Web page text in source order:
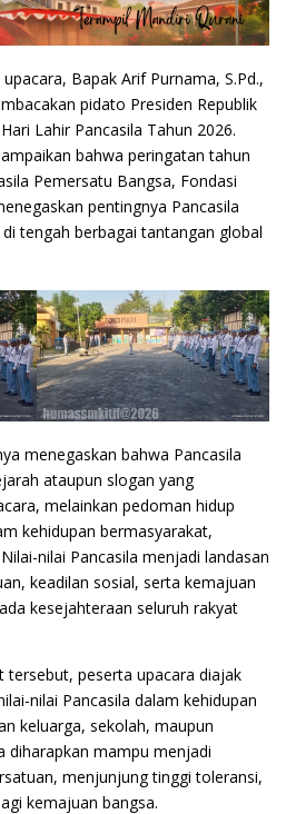
Bapak Arif Purnama, S.Pd.,
pidato Presiden Republik
Lahir Pancasila Tahun 2026.
bahwa peringatan tahun
Pemersatu Bangsa, Fondasi
pentingnya Pancasila
tengah berbagai tantangan global
menegaskan bahwa Pancasila
ataupun slogan yang
melainkan pedoman hidup
kehidupan bermasyarakat,
nilai Pancasila menjadi landasan
keadilan sosial, serta kemajuan
kesejahteraan seluruh rakyat
tersebut, peserta upacara diajak
nilai Pancasila dalam kehidupan
keluarga, sekolah, maupun
diharapkan mampu menjadi
menjunjung tinggi toleransi,
kemajuan bangsa.